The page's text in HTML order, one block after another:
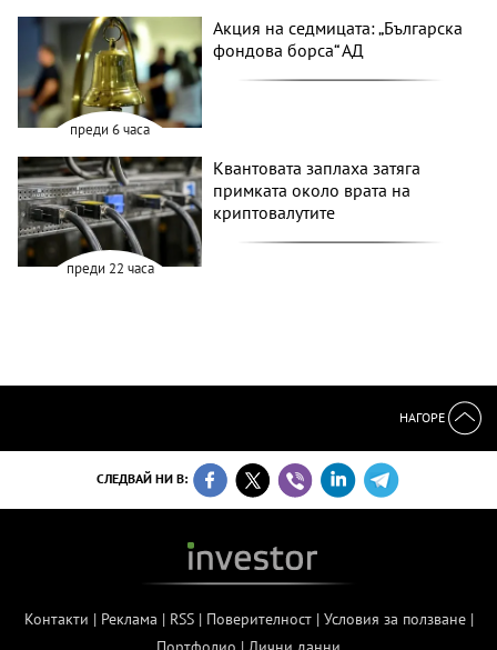
преди 6 часа
Акция на седмицата: „Българска
фондова борса“ АД
преди 22 часа
Квантовата заплаха затяга
примката около врата на
криптовалутите
НАГОРЕ
СЛЕДВАЙ НИ В:
Контакти | Реклама | RSS| Поверителност| Условия за ползване|